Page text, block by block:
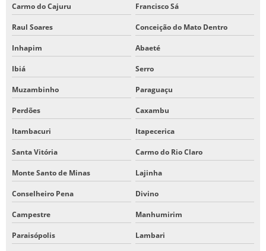
Carmo do Cajuru Francisco Sá
Raul Soares Conceição do Mato Dentro
Inhapim Abaeté
Ibiá Serro
Muzambinho Paraguaçu
Perdões Caxambu
Itambacuri Itapecerica
Santa Vitória Carmo do Rio Claro
Monte Santo de Minas Lajinha
Conselheiro Pena Divino
Campestre Manhumirim
Paraisópolis Lambari